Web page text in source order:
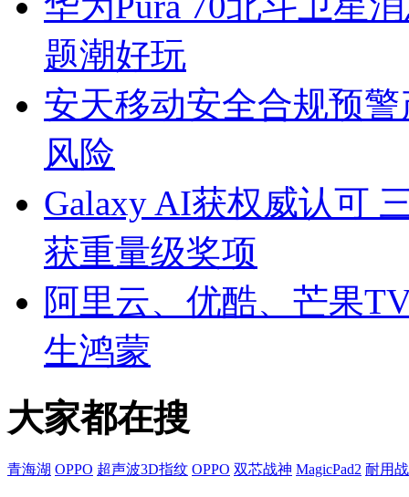
题潮好玩
安天移动安全合规预
风险
Galaxy AI获权威认可
获重量级奖项
阿里云、优酷、芒果
生鸿蒙
大家都在搜
青海湖 OPPO 超声波3D指纹 OPPO 双芯战神 MagicPad2 耐用